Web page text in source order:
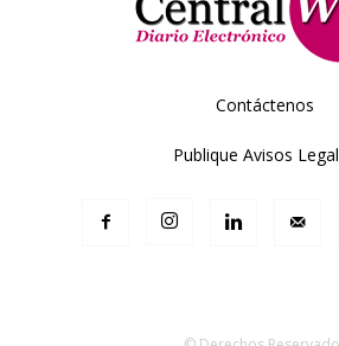
Contáctenos
Publique Avisos